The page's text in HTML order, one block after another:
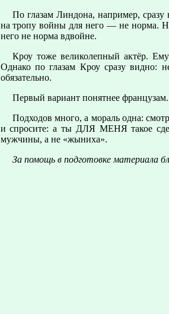
По глазам Линдона, например,
на тропу войны для него — не норма.
него не норма вдвойне.
Кроу тоже великолепный актёр.
Однако по глазам Кроу сразу видно:
обязательно.
Первый вариант понятнее
Подходов много, а мораль одна:
и спросите: а ты ДЛЯ МЕНЯ такое
мужчины, а не «жыниха».
За помощь в подготовке материала